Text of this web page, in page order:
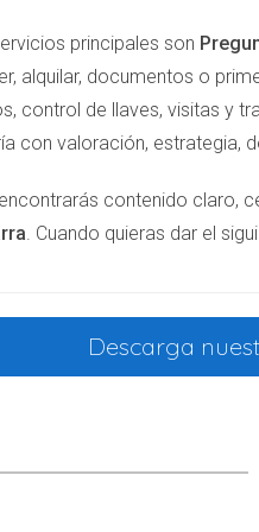
propensos a pagar
vender tu propiedad,
por el Observatorio
más caro que aquellos
específicamente
casos de alquiler, la ley
es un acto de
principales son
alquilar, documentos o
control de llaves, visitas y
con valoración, estrategia,
contenido claro,
. Cuando quieras dar el
Descarga